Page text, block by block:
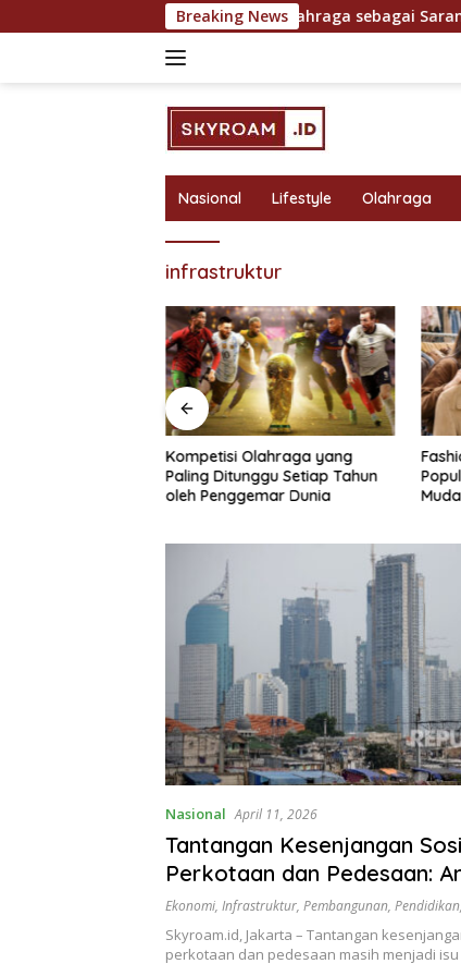
to
Breaking News
Olahraga sebagai Sarana
Nasional Lifestyle Olahraga
infrastruktur
Kompetisi Olahraga yang
Paling Ditunggu Setiap Tahun
oleh Penggemar Dunia
Muda
Nasional April 11, 2026
Tantangan Kesenjangan
Perkotaan dan Pedesaan:
Pembangunan dan
Ekonomi, Infrastruktur, Pembangunan, Pendidikan,
Skyroam.id, Jakarta – Tantangan
perkotaan dan pedesaan masih menjadi